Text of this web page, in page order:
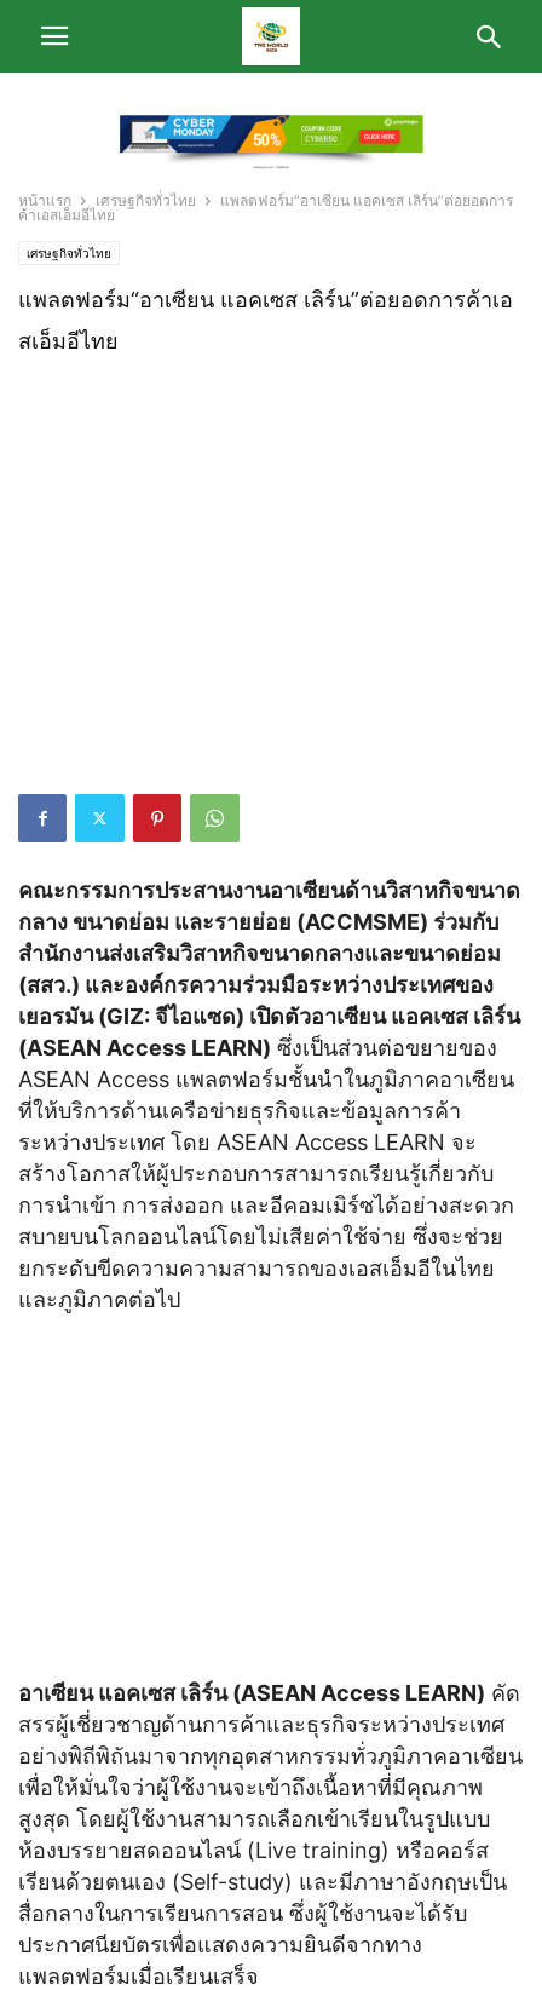
หน้าแรก เศรษฐกิจทั่วไทย
แพลตฟอร์ม“อาเซียน แอคเซส เลิร์น”ต่อยอดการ
ค้าเอสเอ็มอีไทย
เศรษฐกิจทั่วไทย
แพลตฟอร์ม“อาเซียน แอคเซส เลิร์น”ต่อยอดการค้าเอ
สเอ็มอีไทย
คณะกรรมการประสานงานอาเซียนด้านวิสาหกิจขนาด
กลาง ขนาดย่อม และรายย่อย (ACCMSME) ร่วมกับ
สำนักงานส่งเสริมวิสาหกิจขนาดกลางและขนาดย่อม
(สสว.) และองค์กรความร่วมมือระหว่างประเทศของ
เยอรมัน (GIZ: จีไอแซด) เปิดตัวอาเซียน แอคเซส เลิร์น
(ASEAN Access LEARN) ซึ่งเป็นส่วนต่อขยายของ
ASEAN Access แพลตฟอร์มชั้นนำในภูมิภาคอาเซียน
ที่ให้บริการด้านเครือข่ายธุรกิจและข้อมูลการค้า
ระหว่างประเทศ โดย ASEAN Access LEARN จะ
สร้างโอกาสให้ผู้ประกอบการสามารถเรียนรู้เกี่ยวกับ
การนำเข้า การส่งออก และอีคอมเมิร์ซได้อย่างสะดวก
สบายบนโลกออนไลน์โดยไม่เสียค่าใช้จ่าย ซึ่งจะช่วย
ยกระดับขีดความความสามารถของเอสเอ็มอีในไทย
และภูมิภาคต่อไป
อาเซียน แอคเซส เลิร์น (ASEAN Access LEARN) คัด
สรรผู้เชี่ยวชาญด้านการค้าและธุรกิจระหว่างประเทศ
อย่างพิถีพิถันมาจากทุกอุตสาหกรรมทั่วภูมิภาคอาเซียน
เพื่อให้มั่นใจว่าผู้ใช้งานจะเข้าถึงเนื้อหาที่มีคุณภาพ
สูงสุด โดยผู้ใช้งานสามารถเลือกเข้าเรียนในรูปแบบ
ห้องบรรยายสดออนไลน์ (Live training) หรือคอร์ส
เรียนด้วยตนเอง (Self-study) และมีภาษาอังกฤษเป็น
สื่อกลางในการเรียนการสอน ซึ่งผู้ใช้งานจะได้รับ
ประกาศนียบัตรเพื่อแสดงความยินดีจากทาง
แพลตฟอร์มเมื่อเรียนเสร็จ